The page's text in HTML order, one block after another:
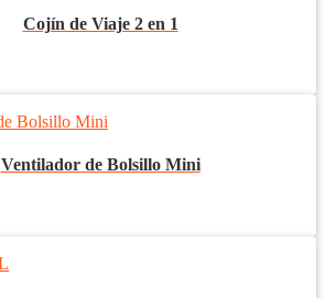
Cojín de Viaje 2 en 1
Ventilador de Bolsillo Mini